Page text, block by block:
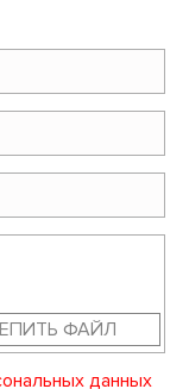
ФАЙЛ
данных